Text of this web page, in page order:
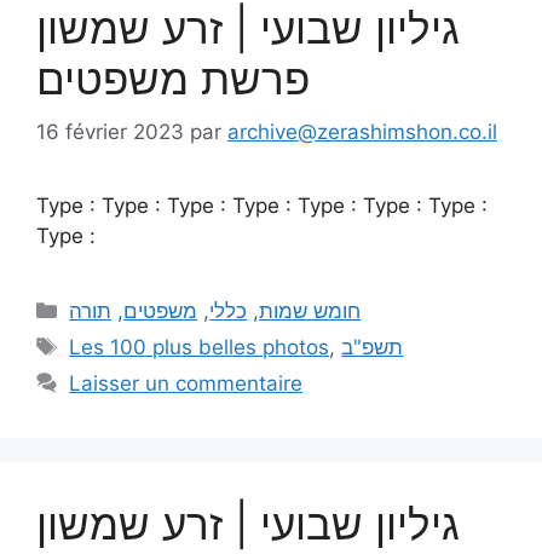
גיליון שבועי | זרע שמשון
פרשת משפטים
16 février 2023 par archive@zerashimshon.co.il
Type : Type : Type : Type : Type : Type : Type :
Type :
חומש שמות, כללי, משפטים, תורה
Les 100 plus belles photos,תשפ"ב
Laisser un commentaire
גיליון שבועי | זרע שמשון